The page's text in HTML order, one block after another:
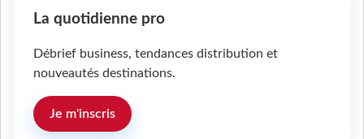
La quotidienne pro
Débrief business, tendances distribution et
nouveautés destinations.
Je m'inscris